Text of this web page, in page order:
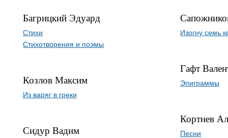
Багрицкий Эдуард
Стихи
Стихотворения и поэмы
Козлов Максим
Из варяг в греки
Сидур Вадим
Изогну семь
Гафт
Эпиграммы
Кортнев
Песни